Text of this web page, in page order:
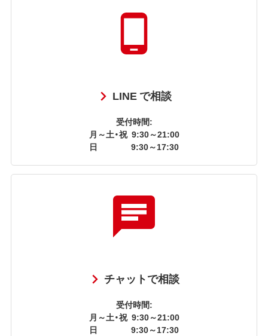
LINE で相談
受付時間:
月～土・祝 9:30～21:00
日
9:30～17:30
チャットで相談
受付時間:
月～土・祝 9:30～21:00
日
9:30～17:30